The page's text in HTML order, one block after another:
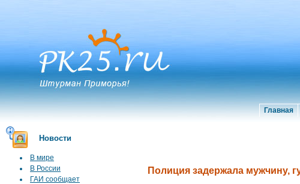
Главная
Новости
В мире
В России
ГАИ сообщает
Полиция задержала мужчину,